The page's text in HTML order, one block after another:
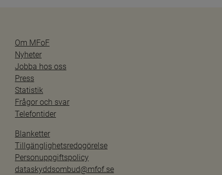
Om MFoF
Nyheter
Jobba hos oss
Press
Statistik
Frågor och svar
Telefontider
Blanketter
Tillgänglighetsredogörelse
Personuppgiftspolicy
dataskyddsombud@mfof.se